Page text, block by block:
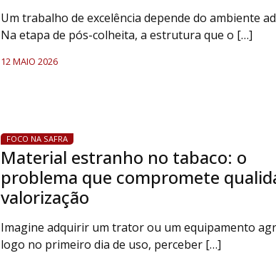
Um trabalho de excelência depende do ambiente
Na etapa de pós-colheita, a estrutura que o […]
12 MAIO 2026
FOCO NA SAFRA
Material estranho no tabaco: o
problema que compromete
valorização
Imagine adquirir um trator ou um equipamento
logo no primeiro dia de uso, perceber […]